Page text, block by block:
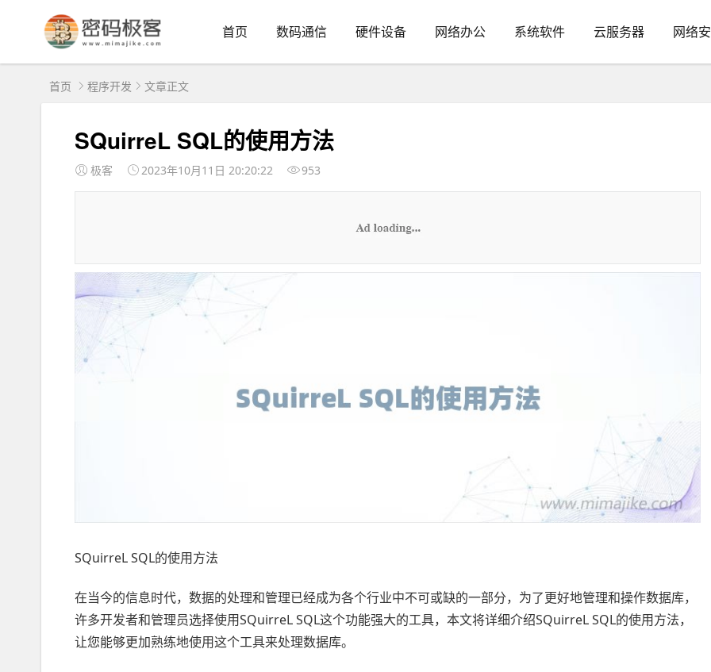
首页 数码通信 硬件设备 网络办公 系统软件 云服务器 网络
首页 程序开发 文章正文
SQuirreL SQL的使用方法
极客 2023年10月11日 20:20:22 953
SQuirreL SQL的使用方法
在当今的信息时代，数据的处理和管理已经成为各个行业中不可或缺的一部分，为了更好地管理和操作数据库，
许多开发者和管理员选择使用SQuirreL SQL这个功能强大的工具，本文将详细介绍SQuirreL SQL的使用方法，
让您能够更加熟练地使用这个工具来处理数据库。